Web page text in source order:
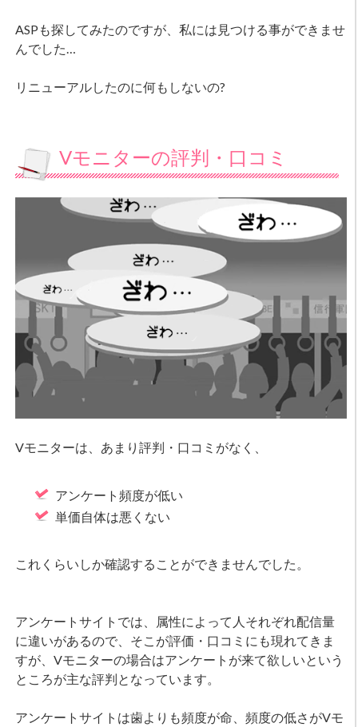
ASPも探してみたのですが、私には見つける事ができませ
んでした…
リニューアルしたのに何もしないの?
Vモニターの評判・口コミ
Vモニターは、あまり評判・口コミがなく、
アンケート頻度が低い
単価自体は悪くない
これくらいしか確認することができませんでした。
アンケートサイトでは、属性によって人それぞれ配信量
に違いがあるので、そこが評価・口コミにも現れてきま
すが、Vモニターの場合はアンケートが来て欲しいという
ところが主な評判となっています。
アンケートサイトは歯よりも頻度が命、頻度の低さがVモ